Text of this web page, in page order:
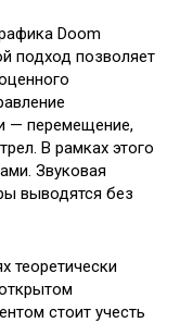
Doom
подход позволяет
— перемещение,
В рамках этого
Звуковая
выводятся без
теоретически
стоит учесть